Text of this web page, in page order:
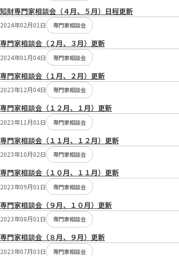
知財専門家相談会（４月、５月）日程更新
2024年02月01日 専門家相談会
専門家相談会（２月、３月）更新
2024年01月04日 専門家相談会
専門家相談会（１月、２月）更新
2023年12月04日 専門家相談会
専門家相談会（１２月、１月）更新
2023年11月01日 専門家相談会
専門家相談会（１１月、１２月）更新
2023年10月02日 専門家相談会
専門家相談会（１０月、１１月）更新
2023年09月01日 専門家相談会
専門家相談会（９月、１０月）更新
2023年08月01日 専門家相談会
専門家相談会（８月、９月）更新
2023年07月03日 専門家相談会